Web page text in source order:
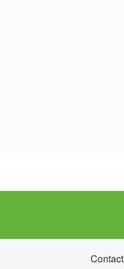
Contact